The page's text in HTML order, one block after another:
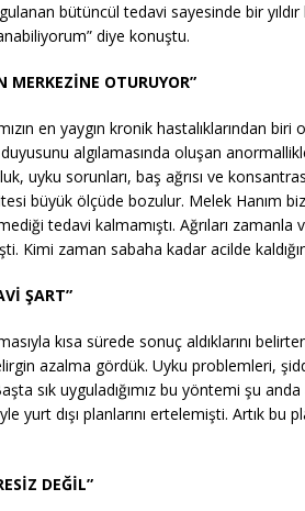
bütüncül tedavi sayesinde bir
diye konuştu.
MERKEZİNE OTURUYOR”
en yaygın kronik hastalıklarından
algılamasında oluşan
uyku sorunları, baş ağrısı ve
büyük ölçüde bozulur. Melek Hanım
tedavi kalmamıştı. Ağrıları
Kimi zaman sabaha kadar acilde
ŞART”
kısa sürede sonuç aldıklarını
azalma gördük. Uyku problemleri,
sık uyguladığımız bu yöntemi şu
yurt dışı planlarını ertelemişti. Artık bu
DEĞİL”